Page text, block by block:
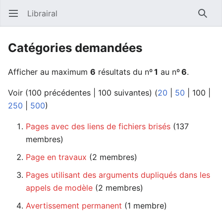
Ouvrir le menu principal Librairal
Catégories demandées
Afficher au maximum 6 résultats du nº1 au nº6.
Voir (100 précédentes 100 suivantes) (20 50 100
250
500)
Pages avec des liens de fichiers brisés
membres)
Page en travaux ‏‎ (2 membres)
Pages utilisant des arguments dupliqués dans les
appels de modèle ‏‎ (2 membres)
Avertissement permanent ‏‎ (1 membre)